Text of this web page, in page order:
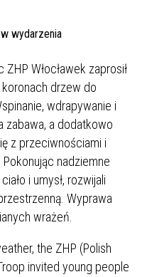
Włocławek zaprosił
koronach drzew do
wdrapywanie i
zabawa, a dodatkowo
z przeciwnościami i
nadziemne
i umysł, rozwijali
Wyprawa
wrażeń.
the ZHP (Polish
invited young people